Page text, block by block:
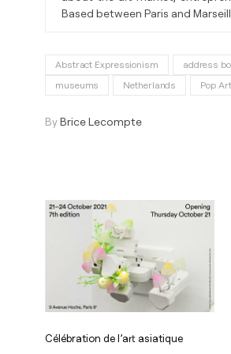
Based between Paris and
Abstract Expressionism
address
museums
Netherlands Pop Art
ByBrice Lecompte
Célébration de l’art asiatique